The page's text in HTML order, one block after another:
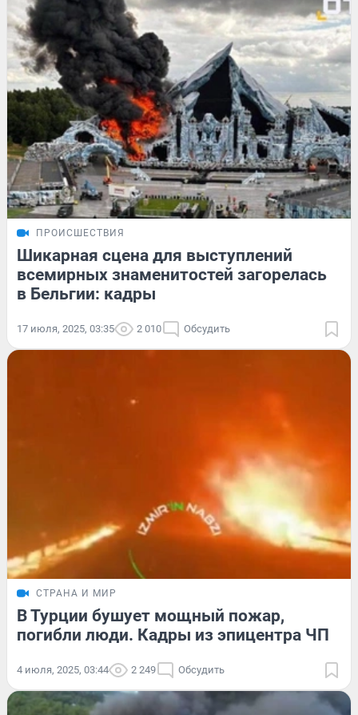
ПРОИСШЕСТВИЯ
Шикарная сцена для выступлений
всемирных знаменитостей загорелась
в Бельгии: кадры
17 июля, 2025, 03:35 2 010 Обсудить
СТРАНА И МИР
В Турции бушует мощный пожар,
погибли люди. Кадры из эпицентра ЧП
4 июля, 2025, 03:44 2 249 Обсудить